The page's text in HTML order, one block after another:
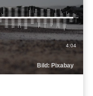
Bild: Pixabay
Duration
4:04